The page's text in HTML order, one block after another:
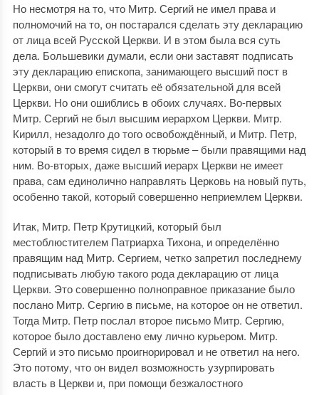
Но несмотря на то, что Митр. Сергий не имел права и
полномочий на то, он постарался сделать эту декларацию
от лица всей Русской Церкви. И в этом была вся суть
дела. Большевики думали, если они заставят подписать
эту декларацию епископа, занимающего высший пост в
Церкви, они смогут считать её обязательной для всей
Церкви. Но они ошиблись в обоих случаях. Во-первых
Митр. Сергий не был высшим иерархом Церкви. Митр.
Кирилл, незадолго до того освобождённый, и Митр. Петр,
который в то время сидел в тюрьме – были правящими над
ним. Во-вторых, даже высший иерарх Церкви не имеет
права, сам единолично направлять Церковь на новый путь,
особенно такой, который совершенно неприемлем Церкви.
Итак, Митр. Петр Крутицкий, который был
местоблюстителем Патриарха Тихона, и определённо
правящим над Митр. Сергием, четко запретил последнему
подписывать любую такого рода декларацию от лица
Церкви. Это совершенно полноправное приказание было
послано Митр. Сергию в письме, на которое он не ответил.
Тогда Митр. Петр послал второе письмо Митр. Сергию,
которое было доставлено ему лично курьером. Митр.
Сергий и это письмо проигнорировал и не ответил на него.
Это потому, что он видел возможность узурпировать
власть в Церкви и, при помощи безжалостного